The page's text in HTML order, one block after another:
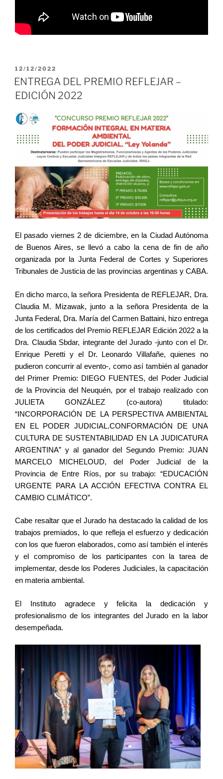
PUBLICADO
EL
12/12/2022
ENTREGA DEL PREMIO REFLEJAR –
EDICIÓN 2022
El pasado viernes 2 de diciembre, en la Ciudad Autónoma
de Buenos Aires, se llevó a cabo la cena de fin de año
organizada por la Junta Federal de Cortes y Superiores
Tribunales de Justicia de las provincias argentinas y CABA.
En dicho marco, la señora Presidenta de REFLEJAR, Dra.
Claudia M. Mizawak, junto a la señora Presidenta de la
Junta Federal, Dra. María del Carmen Battaini, hizo entrega
de los certificados del Premio REFLEJAR Edición 2022 a la
Dra. Claudia Sbdar, integrante del Jurado -junto con el Dr.
Enrique Peretti y el Dr. Leonardo Villafañe, quienes no
pudieron concurrir al evento-, como así también al ganador
del Primer Premio: DIEGO FUENTES, del Poder Judicial
de la Provincia del Neuquén, por el trabajo realizado con
JULIETA GONZÁLEZ (co-autora) titulado:
“INCORPORACIÓN DE LA PERSPECTIVA AMBIENTAL
EN EL PODER JUDICIAL.CONFORMACIÓN DE UNA
CULTURA DE SUSTENTABILIDAD EN LA JUDICATURA
ARGENTINA” y al ganador del Segundo Premio: JUAN
MARCELO MICHELOUD, del Poder Judicial de la
Provincia de Entre Ríos, por su trabajo: “EDUCACIÓN
URGENTE PARA LA ACCIÓN EFECTIVA CONTRA EL
CAMBIO CLIMÁTICO”.
Cabe resaltar que el Jurado ha destacado la calidad de los
trabajos premiados, lo que refleja el esfuerzo y dedicación
con los que fueron elaborados, como así también el interés
y el compromiso de los participantes con la tarea de
implementar, desde los Poderes Judiciales, la capacitación
en materia ambiental.
El Instituto agradece y felicita la dedicación y
profesionalismo de los integrantes del Jurado en la labor
desempeñada.